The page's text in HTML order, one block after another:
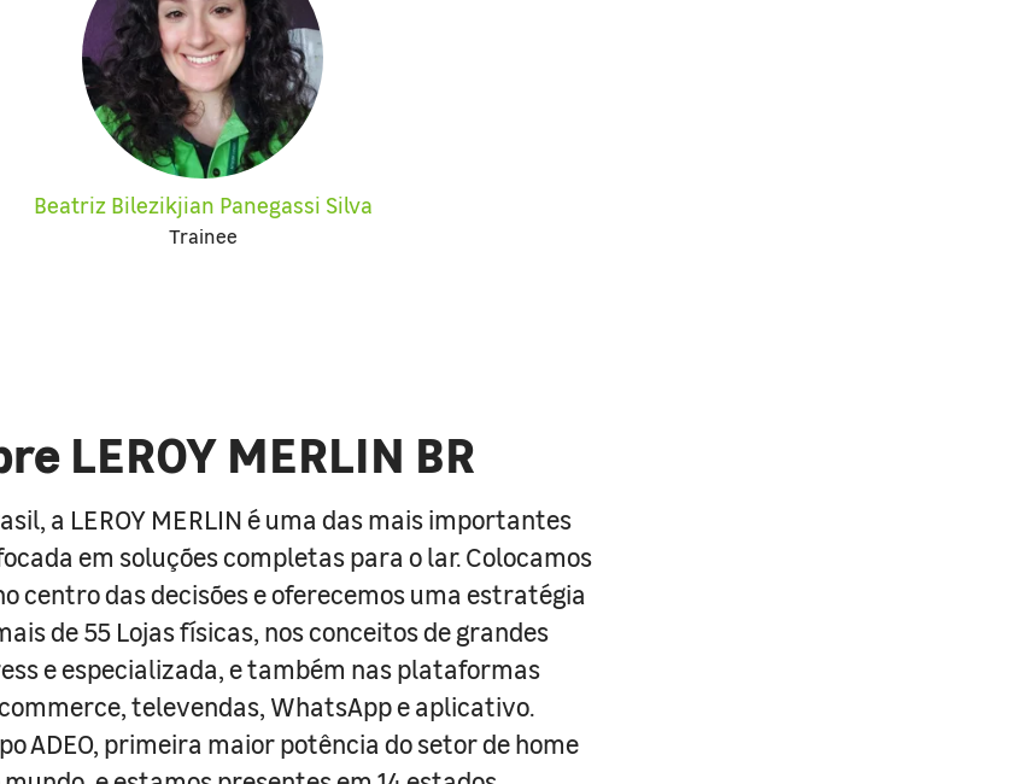
Beatriz Bilezikjian Panegassi Silva
Trainee
LEROY MERLIN BR
a LEROY MERLIN é uma das mais importantes
em soluções completas para o lar. Colocamos
centro das decisões e oferecemos uma estratégia
de 55 Lojas físicas, nos conceitos de grandes
e especializada, e também nas plataformas
televendas, WhatsApp e aplicativo.
ADEO, primeira maior potência do setor de home